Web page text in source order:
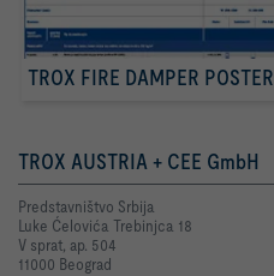
TROX FIRE DAMPER POSTER
TROX AUSTRIA + CEE GmbH
Predstavništvo Srbija
Luke Ćelovića Trebinjca 18
V sprat, ap. 504
11000 Beograd